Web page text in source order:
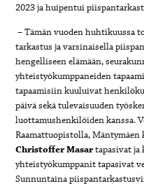
2023 ja huipentui
– Tämän vuoden huhtikuussa
tarkastus ja varsinaisella
hengelliseen elämään,
yhteistyökumppaneiden
tapaamisiin kuuluivat
päivä sekä tulevaisuuden
luottamushenkilöiden kanssa.
Raamattuopistolla,
Christoffer Masartapasivat ja
yhteistyökumppanit tapasivat
Sunnuntaina